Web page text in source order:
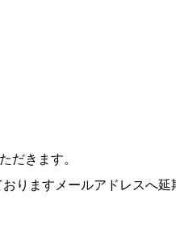
だきます。
りますメールアドレスへ延